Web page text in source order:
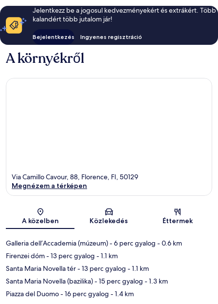
Jelentkezz be a jogosul kedvezményekért és extrákért. Több
kalandért több jutalom jár!
Bejelentkezés Ingyenes regisztráció
A környékről
Térkép
Via Camillo Cavour, 88, Florence, FI, 50129
Megnézem a térképen
A közelben Közlekedés Éttermek
Galleria dell’Accademia (múzeum)- 6 perc gyalog - 0.6 km
Firenzei dóm- 13 perc gyalog - 1.1 km
Santa Maria Novella tér- 13 perc gyalog - 1.1 km
Santa Maria Novella (bazilika)- 15 perc gyalog - 1.3 km
Piazza del Duomo- 16 perc gyalog - 1.4 km